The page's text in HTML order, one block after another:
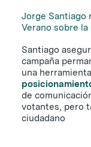
Jorge Santiago
Verano sobre
Santiago
campaña
una
de
votantes, pero
ciudadano